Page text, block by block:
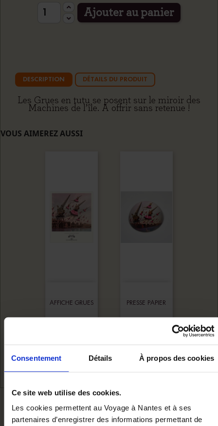
Consentement Détails À propos des cookies
Ce site web utilise des cookies.
Les cookies permettent au Voyage à Nantes et à ses
partenaires d’enregistrer des informations permettant de
Ajouter au panier
DESCRIPTION DÉTAILS DU PRODUIT
Les Grues en tutu se posent sur le miroir des
Machines de l’île. A offrir sans retenue !
VOUS AIMEREZ AUSSI
AFFICHE GRUES
Ajouter au panier
PRESSE PAPIER
Ajouter au
NOUS VOUS